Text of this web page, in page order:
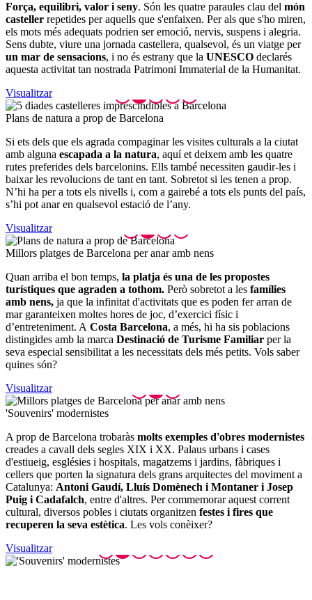
Força, equilibri, valor i seny. Són les quatre paraules clau del món
casteller repetides per aquells que s'enfaixen. Per als que s'ho miren,
els mots més adequats podrien ser emoció, nervis, suspens i alegria.
Sens dubte, viure una jornada castellera, qualsevol, és un viatge per
un mar de sensacions, i no és estrany que la UNESCO declarés
aquesta activitat tan nostrada Patrimoni Immaterial de la Humanitat.
Visualitzar
Plans de natura a prop de Barcelona
Si ets dels que els agrada compaginar les visites culturals a la ciutat
amb alguna escapada a la natura, aquí et deixem amb les quatre
rutes preferides dels barcelonins. Ells també necessiten gaudir-les i
baixar les revolucions de tant en tant. Sobretot si les tenen a prop.
N’hi ha per a tots els nivells i, com a gairebé a tots els punts del país,
s’hi pot anar en qualsevol estació de l’any.
Visualitzar
Millors platges de Barcelona per anar amb nens
Quan arriba el bon temps, la platja és una de les propostes
turístiques que agraden a tothom. Però sobretot a les famílies
amb nens, ja que la infinitat d'activitats que es poden fer arran de
mar garanteixen moltes hores de joc, d’exercici físic i
d’entreteniment. A Costa Barcelona, a més, hi ha sis poblacions
distingides amb la marca Destinació de Turisme Familiar per la
seva especial sensibilitat a les necessitats dels més petits. Vols saber
quines són?
Visualitzar
'Souvenirs' modernistes
A prop de Barcelona trobaràs molts exemples d'obres modernistes
creades a cavall dels segles XIX i XX. Palaus urbans i cases
d'estiueig, esglésies i hospitals, magatzems i jardins, fàbriques i
cellers que porten la signatura dels grans arquitectes del moviment a
Catalunya: Antoni Gaudí, Lluís Domènech i Montaner i Josep
Puig i Cadafalch, entre d'altres. Per commemorar aquest corrent
cultural, diversos pobles i ciutats organitzen festes i fires que
recuperen la seva estètica. Les vols conèixer?
Visualitzar